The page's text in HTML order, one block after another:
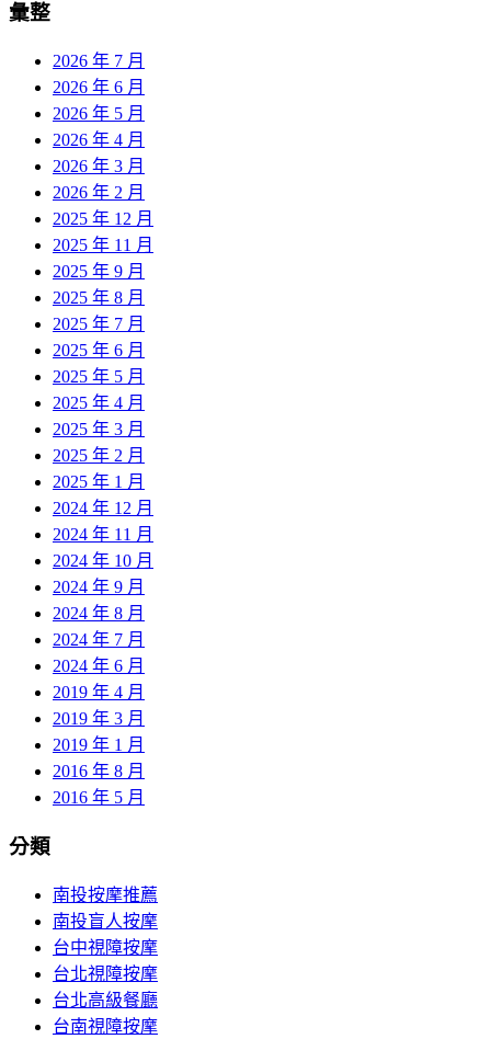
彙整
2026 年 7 月
2026 年 6 月
2026 年 5 月
2026 年 4 月
2026 年 3 月
2026 年 2 月
2025 年 12 月
2025 年 11 月
2025 年 9 月
2025 年 8 月
2025 年 7 月
2025 年 6 月
2025 年 5 月
2025 年 4 月
2025 年 3 月
2025 年 2 月
2025 年 1 月
2024 年 12 月
2024 年 11 月
2024 年 10 月
2024 年 9 月
2024 年 8 月
2024 年 7 月
2024 年 6 月
2019 年 4 月
2019 年 3 月
2019 年 1 月
2016 年 8 月
2016 年 5 月
分類
南投按摩推薦
南投盲人按摩
台中視障按摩
台北視障按摩
台北高級餐廳
台南視障按摩